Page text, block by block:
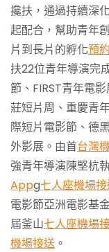
攙扶，通過持續深
起配合，幫助青年
片到長片的孵化預
扶22位青年導演完
節、FIRST青年電
莊短片周、重慶青
際短片電影節、德
外影展。由首台灣
強青年導演陳堅杭
Appg七人座機場
電影節亞洲電影基
屆釜山七人座機場
機場接送 。